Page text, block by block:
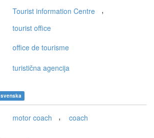
Tourist information Centre ,
tourist office
office de tourisme
turistična agencija
svenska
motor coach , coach